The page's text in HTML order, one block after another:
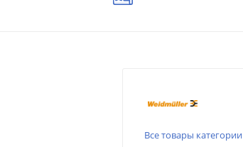
Все товары категории